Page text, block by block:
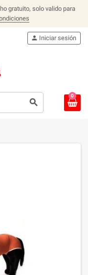
gratuito, solo valido para
search
person Iniciar sesión
0